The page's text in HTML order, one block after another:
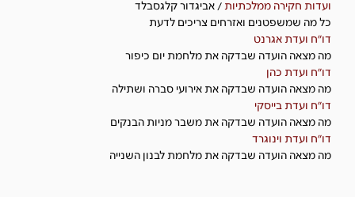
ועדות חקירה ממלכתיות / אביגדור קלגסבלד
כל מה שמשפטנים ואזרחים צריכים לדעת
דו״ח ועדת אגרנט
מה מצאה הועדה שבדקה את מלחמת יום כיפור
דו״ח ועדת כהן
מה מצאה הועדה שבדקה את אירועי סברה ושתילה
דו״ח ועדת בייסקי
מה מצאה הועדה שבדקה את משבר מניות הבנקים
דו״ח ועדת וינוגרד
מה מצאה הועדה שבדקה את מלחמת לבנון השנייה